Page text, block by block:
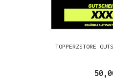
TOPPERZSTORE